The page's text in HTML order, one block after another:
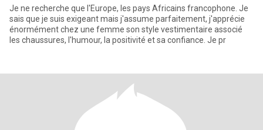
Je ne recherche que l'Europe, les pays Africains francophone. Je
sais que je suis exigeant mais j'assume parfaitement, j'apprécie
énormément chez une femme son style vestimentaire associé
les chaussures, l'humour, la positivité et sa confiance. Je pr